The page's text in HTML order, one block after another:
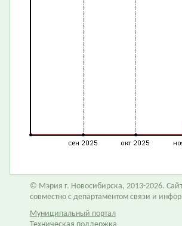
© Мэрия г. Новосибирска, 2013-2026.
совместно с департаментом связи и
Муниципальный портал